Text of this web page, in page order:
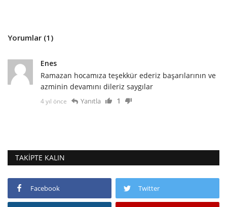
Yorumlar (1)
Enes
Ramazan hocamıza teşekkür ederiz başarılarının ve
azminin devamını dileriz saygılar
4 yıl önce Yanıtla 1
TAKIPTE KALIN
Facebook Twitter